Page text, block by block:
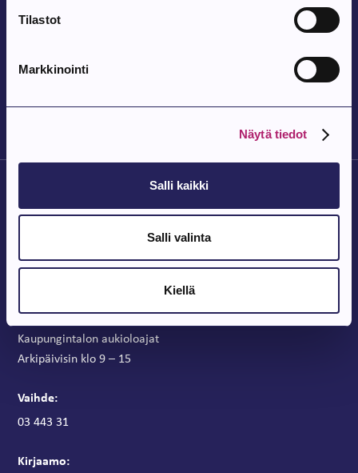
Tilastot
Markkinointi
Näytä tiedot
Salli kaikki
Salli valinta
Kiellä
Satutuokio
39700 Parkano
Kaupungintalon aukioloajat
Arkipäivisin klo 9 – 15
Vaihde:
03 443 31
Kirjaamo: